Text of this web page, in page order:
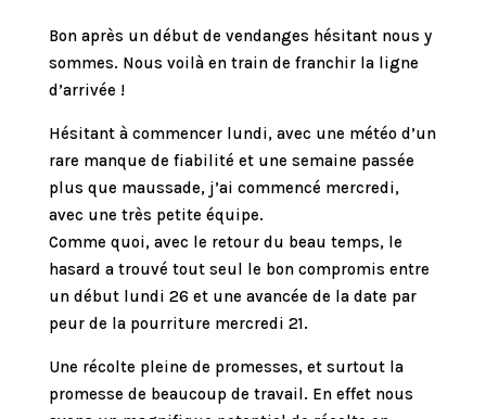
Bon après un début de vendanges hésitant nous y
sommes. Nous voilà en train de franchir la ligne
d’arrivée !
Hésitant à commencer lundi, avec une météo d’un
rare manque de fiabilité et une semaine passée
plus que maussade, j’ai commencé mercredi,
avec une très petite équipe.
Comme quoi, avec le retour du beau temps, le
hasard a trouvé tout seul le bon compromis entre
un début lundi 26 et une avancée de la date par
peur de la pourriture mercredi 21.
Une récolte pleine de promesses, et surtout la
promesse de beaucoup de travail. En effet nous